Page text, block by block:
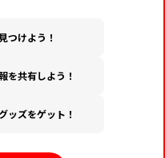
つけよう！
を共有しよう！
ッズをゲット！